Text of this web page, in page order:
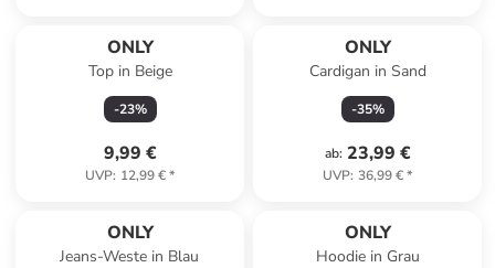
ONLY
Top in Beige
-23%
9,99 €
UVP: 12,99 €*
ONLY
Cardigan in Sand
-35%
ab: 23,99 €
UVP: 36,99 €*
ONLY
Jeans-Weste in Blau
ONLY
Hoodie in Grau